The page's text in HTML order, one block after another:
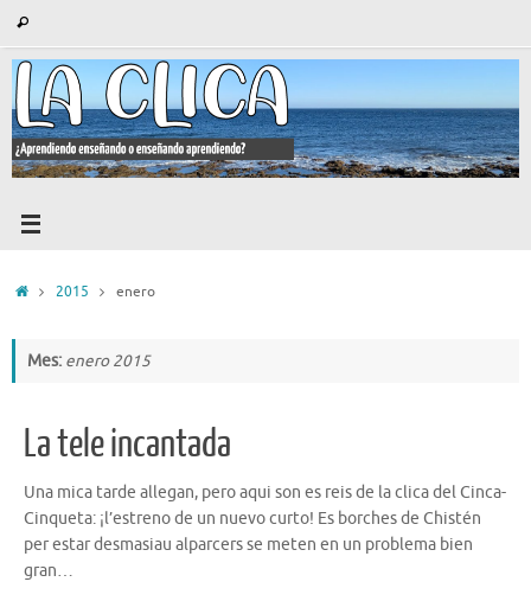
contenido
Buscar
Inicio2015 enero
Mes: enero 2015
La tele incantada
Una mica tarde allegan, pero aqui son es reis de la clica del Cinca-
Cinqueta: ¡l’estreno de un nuevo curto! Es borches de Chistén
per estar desmasiau alparcers se meten en un problema bien
gran…